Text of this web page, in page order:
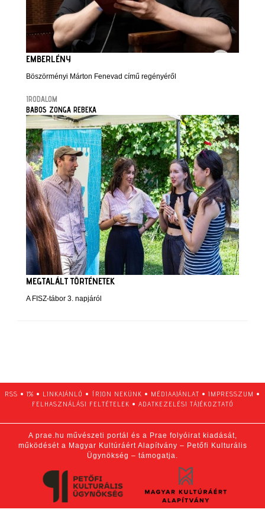
EMBERLÉNY
Böszörményi Márton Fenevad című regényéről
IRODALOM
BABOS ZONGA REBEKA
MEGTALÁLT TÖRTÉNETEK
A FISZ-tábor 3. napjáról
RSS • 1% • LINKAJÁNLÓ • ÍRJON NEKÜNK • MÉDIAAJÁNLAT • IMPRESSZUM •
FELHASZNÁLÁSI FELTÉTELEK • ADATKEZELÉSI TÁJÉKOZTATÓ
A prae.hu művészeti portál és a Prae folyóirat kiadását,
működését a Magyar Kultúráért Alapítvány – Petőfi Kulturális
Ügynökség – támogatja.